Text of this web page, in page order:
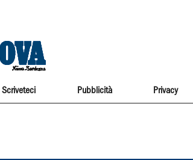
Scriveteci Pubblicità Privacy